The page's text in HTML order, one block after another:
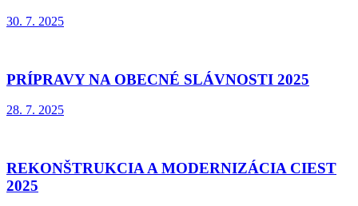
30. 7. 2025
PRÍPRAVY NA OBECNÉ SLÁVNOSTI 2025
28. 7. 2025
REKONŠTRUKCIA A MODERNIZÁCIA CIEST
2025